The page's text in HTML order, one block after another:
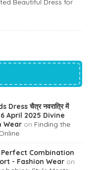
Beautiful Dress for
चैत्र नवरात्रि में
6 April 2025 Divine
Wear on Finding the
Perfect Combination
- Fashion Wear on